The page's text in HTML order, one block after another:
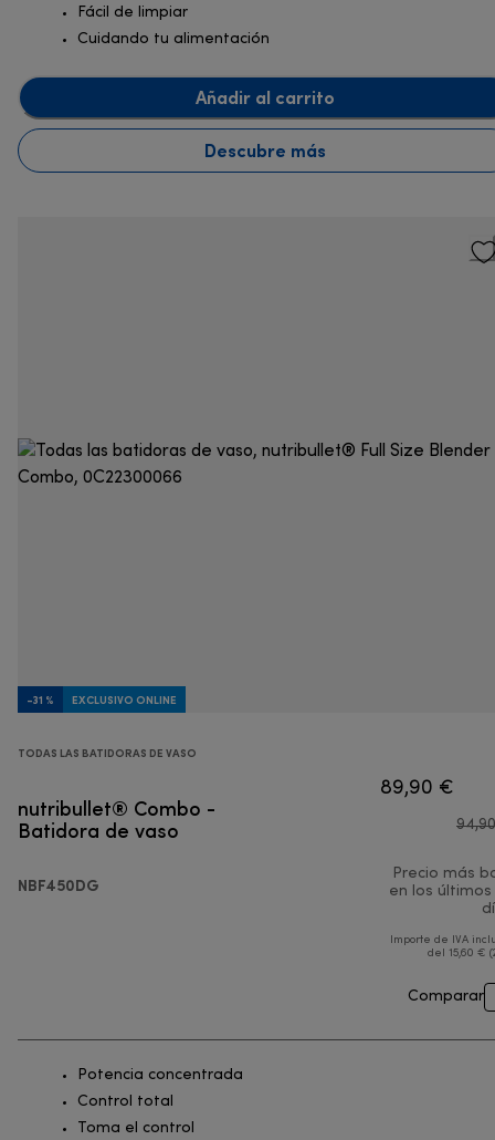
Fácil de limpiar
Cuidando tu alimentación
Añadir al carrito
Descubre más
-31 % EXCLUSIVO ONLINE
TODAS LAS BATIDORAS DE VASO
nutribullet® Combo -
Batidora de vaso
NBF450DG
89,90 €
Precio más
en los últimos
Importe de IVA
del 15,60 €
Comparar
Potencia concentrada
Control total
Toma el control